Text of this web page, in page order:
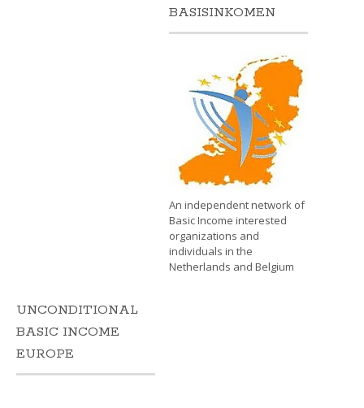
BASISINKOMEN
An independent network of
Basic Income interested
organizations and
individuals in the
Netherlands and Belgium
UNCONDITIONAL
BASIC INCOME
EUROPE